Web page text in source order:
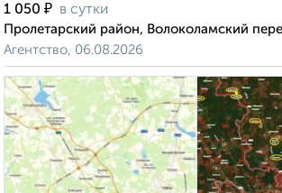
1 050 ₽ в сутки
Пролетарский район, Волоколамский
Агентство, 06.08.2026